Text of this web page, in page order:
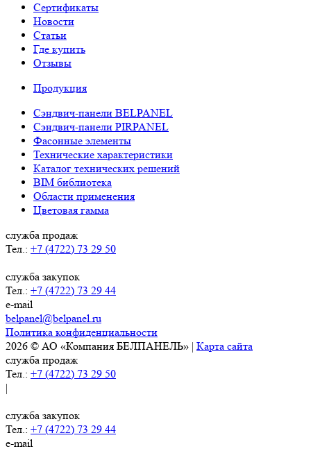
Сертификаты
Новости
Статьи
Где купить
Отзывы
Продукция
Сэндвич-панели BELPANEL
Сэндвич-панели PIRPANEL
Фасонные элементы
Технические характеристики
Каталог технических решений
BIM библиотека
Области применения
Цветовая гамма
служба продаж
Тел.: +7 (4722) 73 29 50
служба закупок
Тел.: +7 (4722) 73 29 44
e-mail
belpanel@belpanel.ru
Политика конфиденциальности
2026 © АО «Компания БЕЛПАНЕЛЬ» | Карта сайта
служба продаж
Тел.: +7 (4722) 73 29 50
|
служба закупок
Тел.: +7 (4722) 73 29 44
e-mail